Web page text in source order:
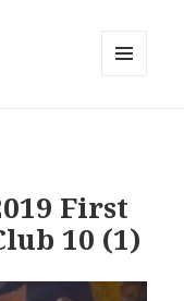
First
10 (1)